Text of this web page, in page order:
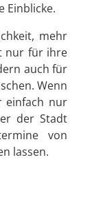
Einblicke.
mehr
nur für ihre
auch für
Wenn
einfach nur
der Stadt
von
lassen.